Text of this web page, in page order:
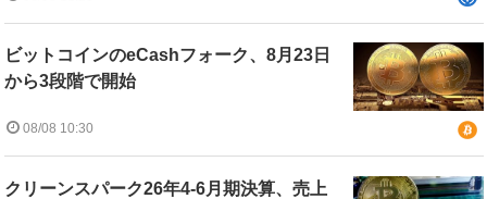
ビットコインのeCashフォーク、8月23日
から3段階で開始
08/08 10:30
クリーンスパーク26年4-6月期決算、売上